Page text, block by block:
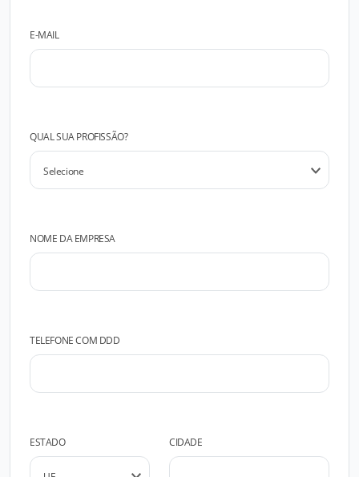
E-MAIL
QUAL SUA PROFISSÃO?
NOME DA EMPRESA
TELEFONE COM DDD
ESTADO CIDADE